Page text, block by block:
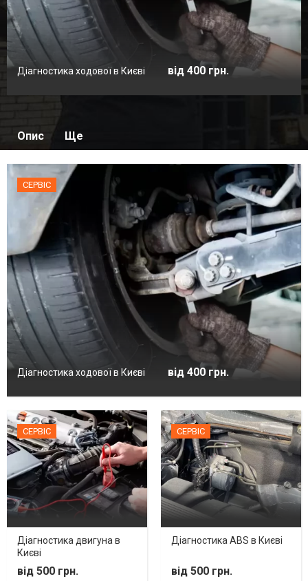
Діагностика ходової в Києві від 400 грн.
Опис Ще
СЕРВІС
Діагностика ходової в Києві від 400 грн.
СЕРВІС
Діагностика двигуна в
Києві
від 500 грн.
СЕРВІС
Діагностика ABS в Києві
від 500 грн.